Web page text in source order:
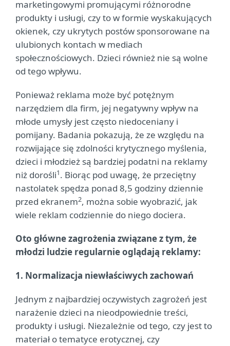
marketingowymi promującymi różnorodne
produkty i usługi, czy to w formie wyskakujących
okienek, czy ukrytych postów sponsorowane na
ulubionych kontach w mediach
społecznościowych. Dzieci również nie są wolne
od tego wpływu.
Ponieważ reklama może być potężnym
narzędziem dla firm, jej negatywny wpływ na
młode umysły jest często niedoceniany i
pomijany. Badania pokazują, że ze względu na
rozwijające się zdolności krytycznego myślenia,
dzieci i młodzież są bardziej podatni na reklamy
niż dorośli1. Biorąc pod uwagę, że przeciętny
nastolatek spędza ponad 8,5 godziny dziennie
przed ekranem2, można sobie wyobrazić, jak
wiele reklam codziennie do niego dociera.
Oto główne zagrożenia związane z tym, że
młodzi ludzie regularnie oglądają reklamy:
1. Normalizacja niewłaściwych zachowań
Jednym z najbardziej oczywistych zagrożeń jest
narażenie dzieci na nieodpowiednie treści,
produkty i usługi. Niezależnie od tego, czy jest to
materiał o tematyce erotycznej, czy